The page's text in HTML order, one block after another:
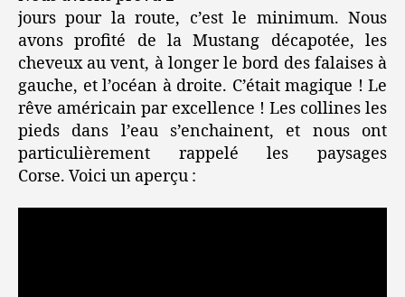
jours pour la route, c’est le minimum. Nous
avons profité de la Mustang décapotée, les
cheveux au vent, à longer le bord des falaises à
gauche, et l’océan à droite. C’était magique ! Le
rêve américain par excellence ! Les collines les
pieds dans l’eau s’enchainent, et nous ont
particulièrement rappelé les paysages
Corse. Voici un aperçu :